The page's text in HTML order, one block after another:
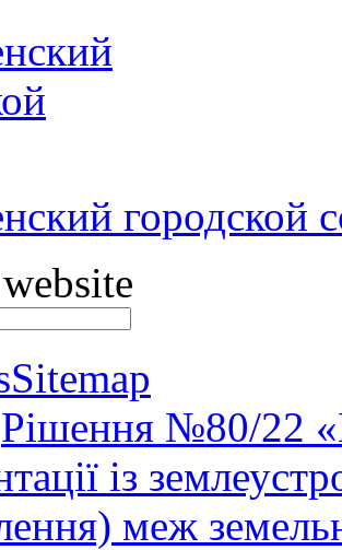
городской
Sitemap
Рішення №80/22
із
меж